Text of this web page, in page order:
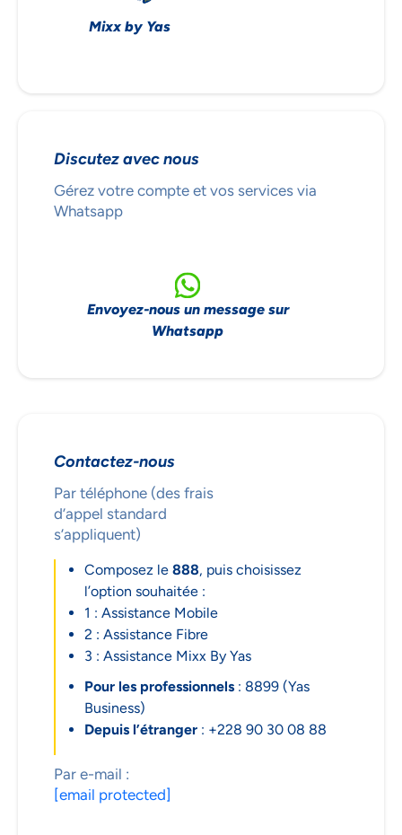
Mixx by Yas
Discutez avec nous
Gérez votre compte et vos services via
Whatsapp
Envoyez-nous un message sur
Whatsapp
Contactez-nous
Par téléphone (des frais
d’appel standard
s’appliquent)
Composez le 888, puis choisissez
l’option souhaitée :
1 : Assistance Mobile
2 : Assistance Fibre
3 : Assistance Mixx By Yas
Pour les professionnels : 8899 (Yas
Business)
Depuis l’étranger : +228 90 30 08 88
Par e-mail :
[email protected]